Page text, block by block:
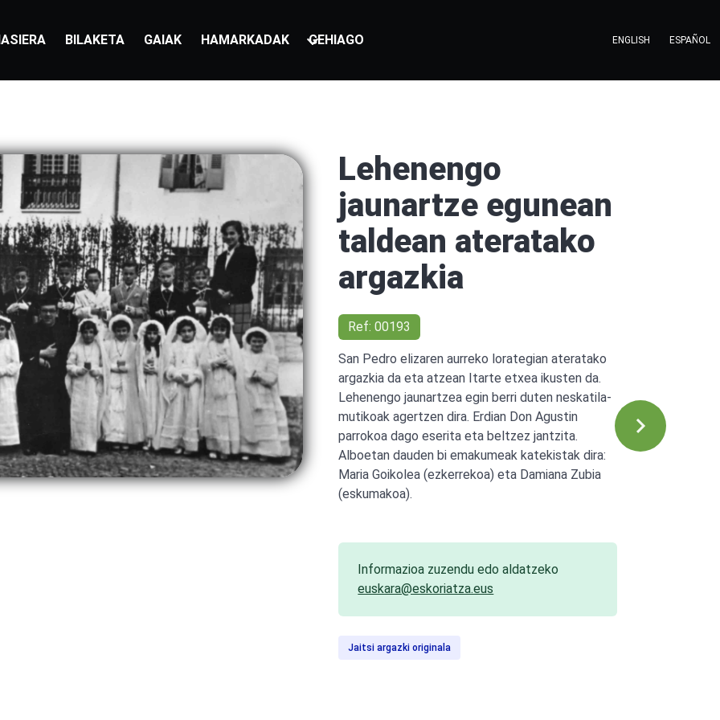
BILAKETA GAIAK HAMARKADAK GEHIAGO ENGLISH ESPAÑOL
Lehenengo
jaunartze egunean
taldean ateratako
argazkia
Ref: 00193
San Pedro elizaren aurreko lorategian ateratako
argazkia da eta atzean Itarte etxea ikusten da.
Lehenengo jaunartzea egin berri duten neskatila-
mutikoak agertzen dira. Erdian Don Agustin
parrokoa dago eserita eta beltzez jantzita.
Alboetan dauden bi emakumeak katekistak dira:
Maria Goikolea (ezkerrekoa) eta Damiana Zubia
(eskumakoa).
Informazioa zuzendu edo aldatzeko
euskara@eskoriatza.eus
Jaitsi argazki originala